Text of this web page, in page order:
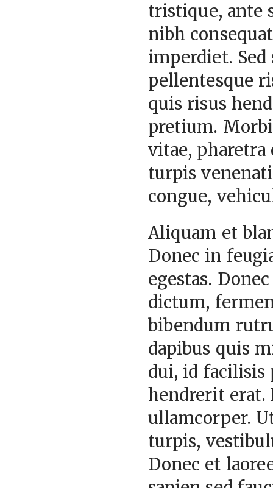
tristique, ante
nibh
imperdiet. Sed
pellentesque
quis risus
pretium.
vitae, pharetra
turpis
congue,
Aliquam et
Donec in
egestas.
dictum,
bibendum
dapibus quis
dui, id facilisis
hendrerit erat.
ullamcorper.
turpis,
Donec et